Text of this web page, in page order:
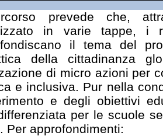
prevede che,
in varie tappe, i
il tema del
della cittadinanza
di micro azioni per
e inclusiva. Pur nella
e degli obiettivi
per le scuole
Per approfondimenti: